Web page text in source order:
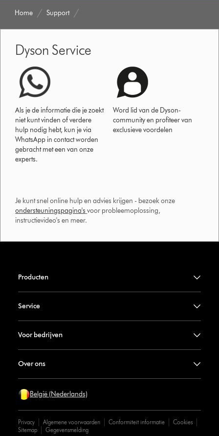
Home Support
Dyson Service
Als je de informatie die je zoekt
niet kunt vinden of verdere
hulp nodig hebt, kun je via
WhatsApp in contact worden
gebracht met een van onze
experts.
Word lid van de Dyson-
community en profiteer van
exclusieve voordelen
Je kunt snel online hulp en advies krijgen - bezoek onze
ondersteuningspagina's voor probleemoplossing,
instructievideo's en meer.
Producten
Service
Voor bedrijven
Over ons
België (Nederlands)
Privacy Algemene voorwaarden Conformiteit informatie
Cookies
Sitemap
Gegevensmelding